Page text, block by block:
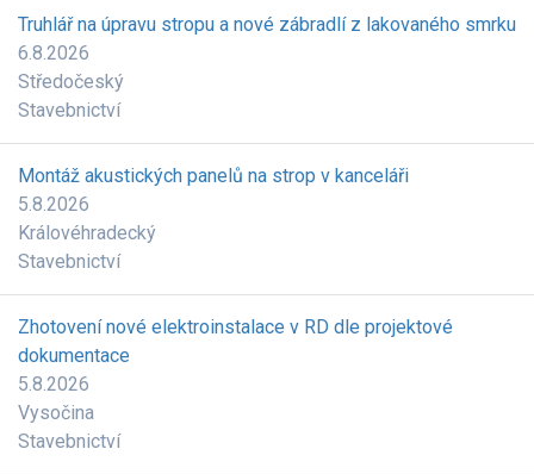
Truhlář na úpravu stropu a nové zábradlí z lakovaného smrku
6.8.2026
Středočeský
Stavebnictví
Montáž akustických panelů na strop v kanceláři
5.8.2026
Královéhradecký
Stavebnictví
Zhotovení nové elektroinstalace v RD dle projektové
dokumentace
5.8.2026
Vysočina
Stavebnictví